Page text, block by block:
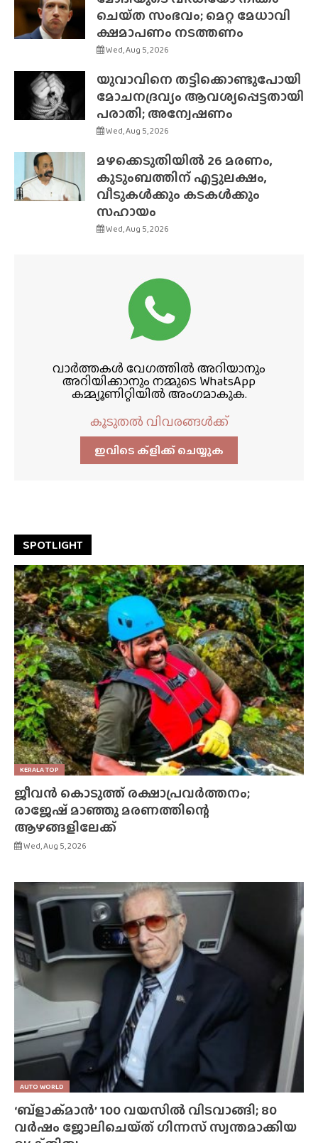
ചെയ്‌ത സംഭവം; മെറ്റ മേധാവി
ക്ഷമാപണം നടത്തണം
Wed, Aug 5, 2026
യുവാവിനെ തട്ടിക്കൊണ്ടുപോയി
മോചനദ്രവ്യം ആവശ്യപ്പെട്ടതായി
പരാതി; അന്വേഷണം
Wed, Aug 5, 2026
മഴക്കെടുതിയിൽ 26 മരണം,
കുടുംബത്തിന് എട്ടുലക്ഷം,
വീടുകൾക്കും കടകൾക്കും
സഹായം
Wed, Aug 5, 2026
വാർത്തകൾ വേഗത്തിൽ അറിയാനും
അറിയിക്കാനും നമ്മുടെ WhatsApp
കമ്മ്യൂണിറ്റിയിൽ അംഗമാകുക.
കൂടുതൽ വിവരങ്ങൾക്ക്
ഇവിടെ ക്ളിക്ക്‌ ചെയ്യുക
SPOTLIGHT
KERALA TOP
ജീവൻ കൊടുത്ത് രക്ഷാപ്രവർത്തനം;
രാജേഷ് മാഞ്ഞു മരണത്തിന്റെ
ആഴങ്ങളിലേക്ക്
Wed, Aug 5, 2026
AUTO WORLD
‘ബ്‌ളാക്‌മാൻ’ 100 വയസിൽ വിടവാങ്ങി; 80
വർഷം ജോലിചെയ്‌ത്‌ ഗിന്നസ് സ്വന്തമാക്കിയ